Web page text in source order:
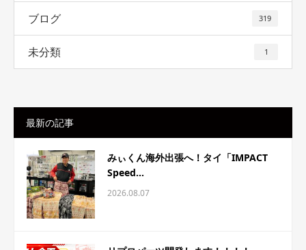
ブログ 319
未分類 1
最新の記事
みぃくん海外出張へ！タイ「IMPACT
Speed...
2026.08.07